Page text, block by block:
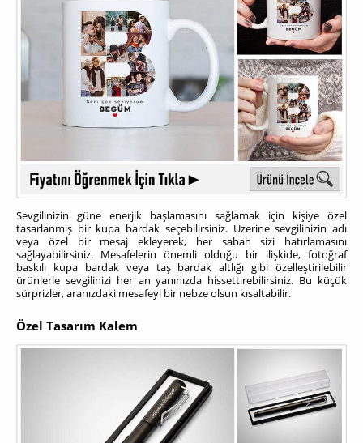
Sevgilinizin güne enerjik başlamasını sağlamak için kişiye özel
tasarlanmış bir kupa bardak seçebilirsiniz. Üzerine sevgilinizin adı
veya özel bir mesaj ekleyerek, her sabah sizi hatırlamasını
sağlayabilirsiniz. Mesafelerin önemli olduğu bir ilişkide, fotoğraf
baskılı kupa bardak veya taş bardak altlığı gibi özelleştirilebilir
ürünlerle sevgilinizi her an yanınızda hissettirebilirsiniz. Bu küçük
sürprizler, aranızdaki mesafeyi bir nebze olsun kısaltabilir.
Özel Tasarım Kalem